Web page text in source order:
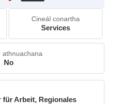
Cineál conartha
Services
athnuachana
No
für Arbeit, Regionales